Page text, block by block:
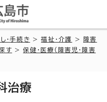
・手続き >福祉・介護 >
障害
す >保健・医療（障害児・障害
治療